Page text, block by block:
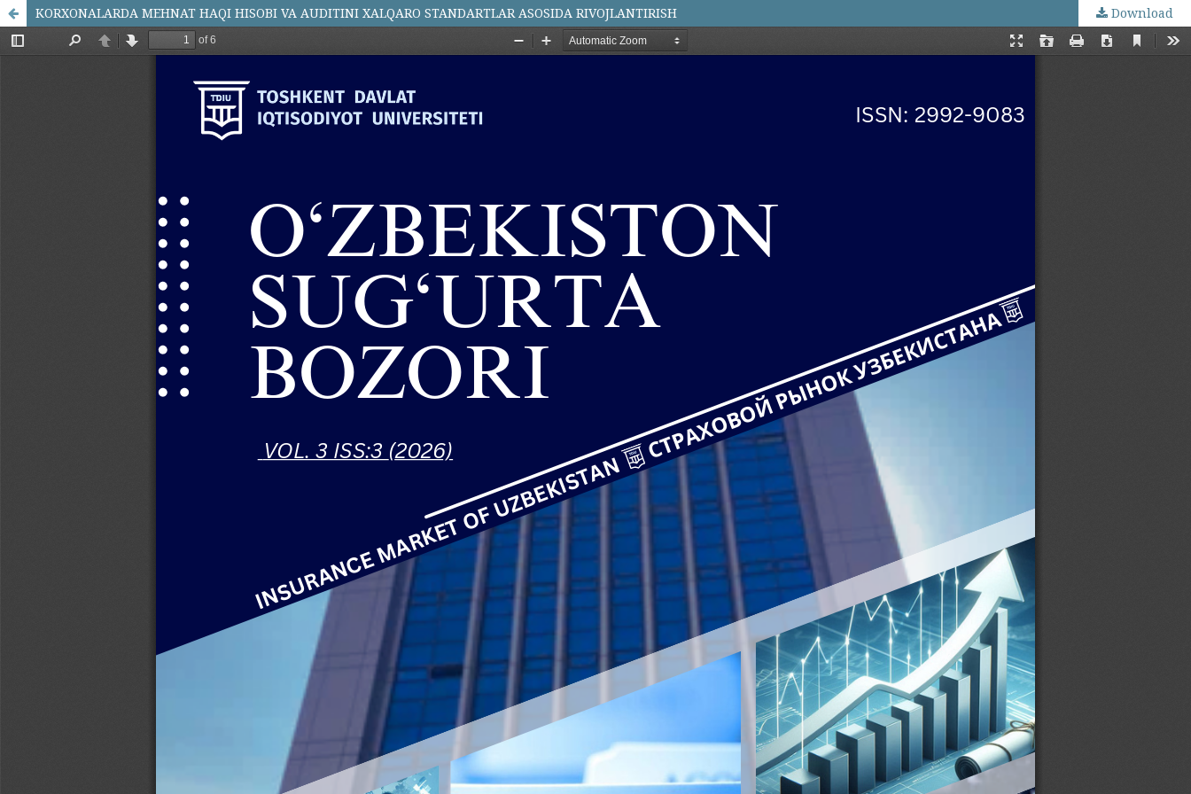
KORXONALARDA MEHNAT HAQI HISOBI VA AUDITINI XALQARO STANDARTLAR ASOSIDA RIVOJLANTIRISH Download